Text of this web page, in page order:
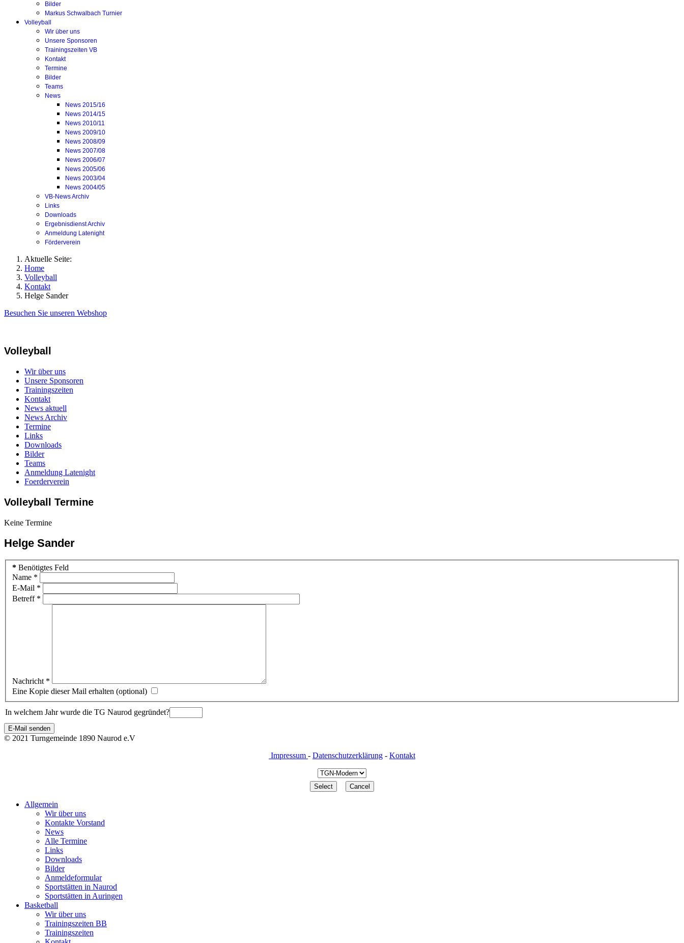
Bilder
Markus Schwalbach Turnier
Volleyball
Wir über uns
Unsere Sponsoren
Trainingszeiten VB
Kontakt
Termine
Bilder
Teams
News
News 2015/16
News 2014/15
News 2010/11
News 2009/10
News 2008/09
News 2007/08
News 2006/07
News 2005/06
News 2003/04
News 2004/05
VB-News Archiv
Links
Downloads
Ergebnisdienst Archiv
Anmeldung Latenight
Förderverein
Aktuelle Seite:
Home
Volleyball
Kontakt
Helge Sander
Besuchen Sie unseren Webshop
Volleyball
Wir über uns
Unsere Sponsoren
Trainingszeiten
Kontakt
News aktuell
News Archiv
Termine
Links
Downloads
Bilder
Teams
Anmeldung Latenight
Foerderverein
Volleyball Termine
Keine Termine
Helge Sander
* Benötigtes Feld
Name *
E-Mail *
Betreff*
Nachricht *
Eine Kopie dieser Mail erhalten (optional)
In welchem Jahr wurde die TG Naurod gegründet?
E-Mail senden
© 2021 Turngemeinde 1890 Naurod e.V
Impressum - Datenschutzerklärung - Kontakt
Allgemein
Wir über uns
Kontakte Vorstand
News
Alle Termine
Links
Downloads
Bilder
Anmeldeformular
Sportstätten in Naurod
Sportstätten in Auringen
Basketball
Wir über uns
Trainingszeiten BB
Trainingszeiten